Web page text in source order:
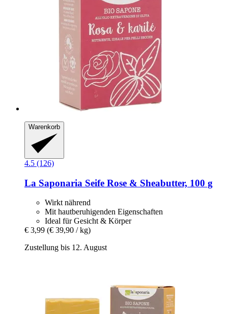
Warenkorb
4.5 (126)
La Saponaria Seife Rose & Sheabutter, 100 g
Wirkt nährend
Mit hautberuhigenden Eigenschaften
Ideal für Gesicht & Körper
€ 3,99 (€ 39,90 / kg)
Zustellung bis 12. August